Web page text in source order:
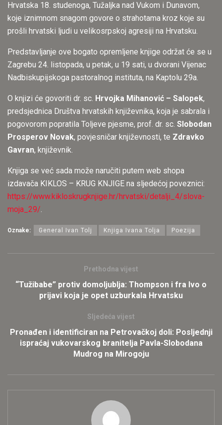
Hrvatska 18. studenoga, Tužaljka nad Vukom i Dunavom,
koje iznimnom snagom govore o strahotama kroz koje su
prošli hrvatski ljudi u velikosrpskoj agresiji na Hrvatsku.
Predstavljanje ove bogato opremljene knjige održat će se u
Zagrebu 24. listopada, u petak, u 19 sati, u dvorani Vijenac
Nadbiskupijskoga pastoralnog instituta, na Kaptolu 29a.
O knjizi će govoriti dr. sc. Hrvojka Mihanović – Salopek,
predsjednica Društva hrvatskih književnika, koja je sabrala i
pogovorom popratila Toljeve pjesme, prof. dr. sc. Slobodan
Prosperov Novak, povjesničar književnosti, te Zdravko
Gavran, književnik.
Knjiga se već sada može naručiti putem web shopa
izdavača KIKLOS – KRUG KNJIGE na sljedećoj poveznici:
https://www.kikloskrugknjige.hr/hrvatski/detalji_4/slova-
moja_29/.
Oznake: General Ivan Tolj Knjiga Ivana Tolja Poezija
Prethodna vijest
“Tužibabe” protiv domoljublja: Thompson i fra Ivo o
prijavi koja je opet uzburkala Hrvatsku
Sljedeća vijest
Pronađen i identificiran na Petrovačkoj doli: Posljednji
ispraćaj vukovarskog branitelja Pavla-Slobodana
Mudrog na Mirogoju